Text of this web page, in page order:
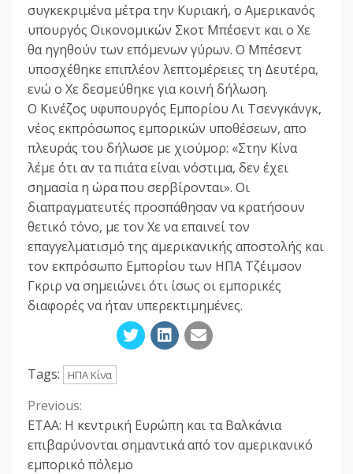
συγκεκριμένα μέτρα την Κυριακή, ο Αμερικανός
υπουργός Οικονομικών Σκοτ Μπέσεντ και ο Χε
θα ηγηθούν των επόμενων γύρων. Ο Μπέσεντ
υποσχέθηκε επιπλέον λεπτομέρειες τη Δευτέρα,
ενώ ο Χε δεσμεύθηκε για κοινή δήλωση.
Ο Κινέζος υφυπουργός Εμπορίου Λι Τσενγκάνγκ,
νέος εκπρόσωπος εμπορικών υποθέσεων, απο
πλευράς του δήλωσε με χιούμορ: «Στην Κίνα
λέμε ότι αν τα πιάτα είναι νόστιμα, δεν έχει
σημασία η ώρα που σερβίρονται». Οι
διαπραγματευτές προσπάθησαν να κρατήσουν
θετικό τόνο, με τον Χε να επαινεί τον
επαγγελματισμό της αμερικανικής αποστολής και
τον εκπρόσωπο Εμπορίου των ΗΠΑ Τζέιμσον
Γκριρ να σημειώνει ότι ίσως οι εμπορικές
διαφορές να ήταν υπερεκτιμημένες.
Tags: ΗΠΑ Κίνα
Continue
Reading
Previous:
ΕΤΑΑ: Η κεντρική Ευρώπη και τα Βαλκάνια
επιβαρύνονται σημαντικά από τον αμερικανικό
εμπορικό πόλεμο